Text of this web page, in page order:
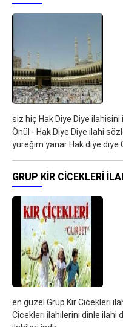
siz hiç Hak Diye Diye
Önül - Hak Diye Diye ilahi
yüreğim yanar Hak diye diye
GRUP KIR CICEKLERI
en güzel Grup Kir Cicekleri
Cicekleri ilahilerini dinle ilahi